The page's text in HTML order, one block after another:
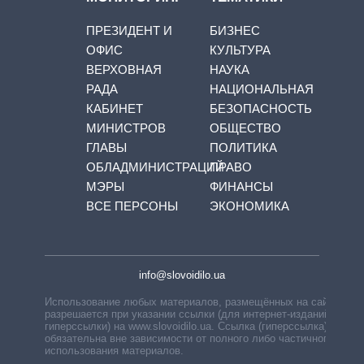
ПРЕЗИДЕНТ И
ОФИС
ВЕРХОВНАЯ
РАДА
КАБИНЕТ
МИНИСТРОВ
ГЛАВЫ
ОБЛАДМИНИСТРАЦИЙ
МЭРЫ
ВСЕ ПЕРСОНЫ
БИЗНЕС
КУЛЬТУРА
НАУКА
НАЦИОНАЛЬНАЯ
БЕЗОПАСНОСТЬ
ОБЩЕСТВО
ПОЛИТИКА
ПРАВО
ФИНАНСЫ
ЭКОНОМИКА
info@slovoidilo.ua
Использование любых материалов, размещённых на сайте,
разрешается при указании ссылки (для интернет-изданий —
гиперссылки) на www.slovoidilo.ua. Ссылка (гиперссылка)
обязательна вне зависимости от полного либо частичного
использования материалов.